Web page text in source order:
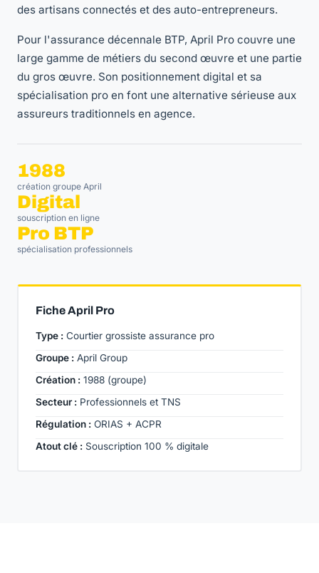
des artisans connectés et des auto-entrepreneurs.
Pour l'assurance décennale BTP, April Pro couvre une
large gamme de métiers du second œuvre et une partie
du gros œuvre. Son positionnement digital et sa
spécialisation pro en font une alternative sérieuse aux
assureurs traditionnels en agence.
1988
création groupe April
Digital
souscription en ligne
Pro BTP
spécialisation professionnels
Fiche April Pro
Type : Courtier grossiste assurance pro
Groupe : April Group
Création : 1988 (groupe)
Secteur : Professionnels et TNS
Régulation : ORIAS + ACPR
Atout clé : Souscription 100 % digitale